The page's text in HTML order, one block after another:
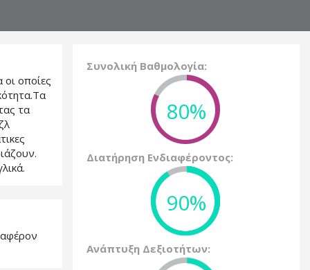
οποίες
τα
Συνολική Βαθμολογία:
80%
Διατήρηση Ενδιαφέροντος:
90%
Ανάπτυξη Δεξιοτήτων: